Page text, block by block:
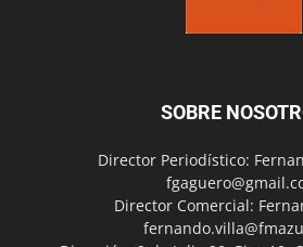
SOBRE
Director Periodístico:
Director Comercial: